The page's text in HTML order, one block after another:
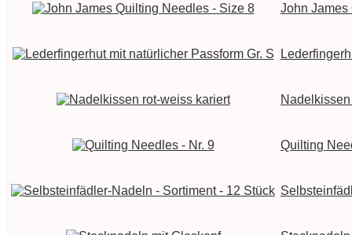
John James
Quilting